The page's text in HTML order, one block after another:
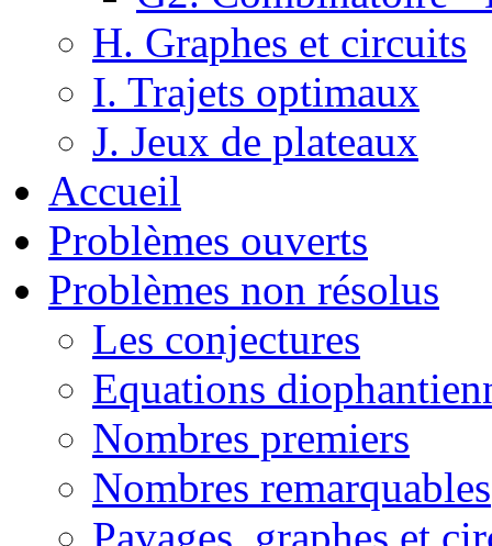
H. Graphes et circuits
I. Trajets optimaux
J. Jeux de plateaux
Accueil
Problèmes ouverts
Problèmes non résolus
Les conjectures
Equations
Nombres premiers
Nombres remarquables